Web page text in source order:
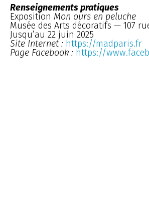
Renseignements pratiques
Exposition Mon ours en peluche
Musée des Arts décoratifs — 107
Jusqu’au 22 juin 2025
Site Internet : https://madparis.fr
Page Facebook : https://